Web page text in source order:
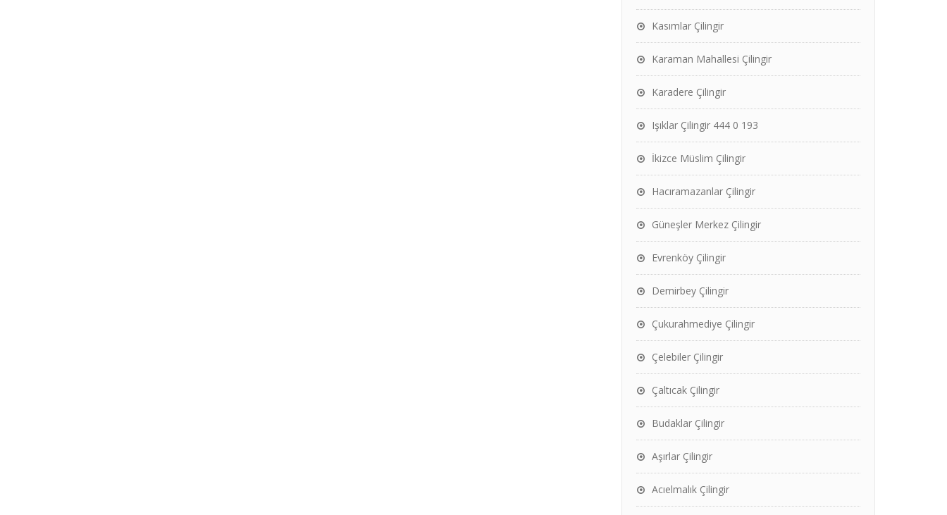
Kasımlar Çilingir
Karaman Mahallesi Çilingir
Karadere Çilingir
Işıklar Çilingir 444 0 193
İkizce Müslim Çilingir
Hacıramazanlar Çilingir
Güneşler Merkez Çilingir
Evrenköy Çilingir
Demirbey Çilingir
Çukurahmediye Çilingir
Çelebiler Çilingir
Çaltıcak Çilingir
Budaklar Çilingir
Aşırlar Çilingir
Acıelmalık Çilingir